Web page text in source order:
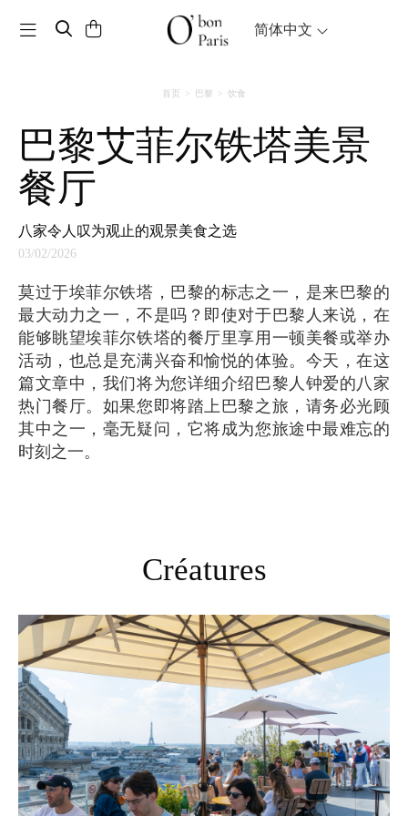
Toggle navigation 简体中文
首页 巴黎 饮食
巴黎艾菲尔铁塔美景
餐厅
八家令人叹为观止的观景美食之选
03/02/2026
莫过于埃菲尔铁塔，巴黎的标志之一，是来巴黎的
最大动力之一，不是吗？即使对于巴黎人来说，在
能够眺望埃菲尔铁塔的餐厅里享用一顿美餐或举办
活动，也总是充满兴奋和愉悦的体验。今天，在这
篇文章中，我们将为您详细介绍巴黎人钟爱的八家
热门餐厅。如果您即将踏上巴黎之旅，请务必光顾
其中之一，毫无疑问，它将成为您旅途中最难忘的
时刻之一。
Créatures